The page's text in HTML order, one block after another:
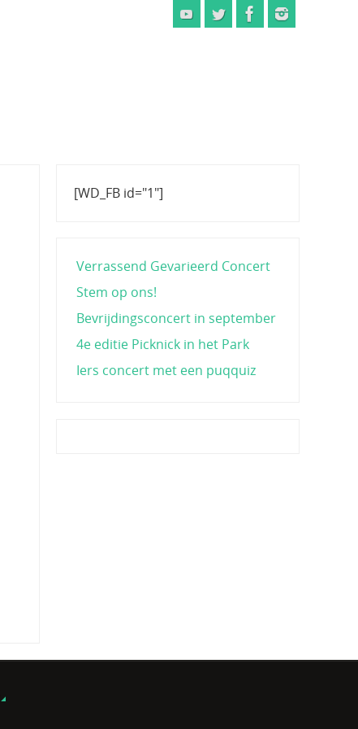
[WD_FB id="1"]
Verrassend Gevarieerd Concert
Stem op ons!
Bevrijdingsconcert in september
4e editie Picknick in het Park
Iers concert met een puqquiz